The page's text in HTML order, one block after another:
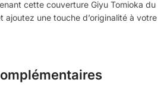
cette couverture Giyu Tomioka du
ajoutez une touche d’originalité à votre